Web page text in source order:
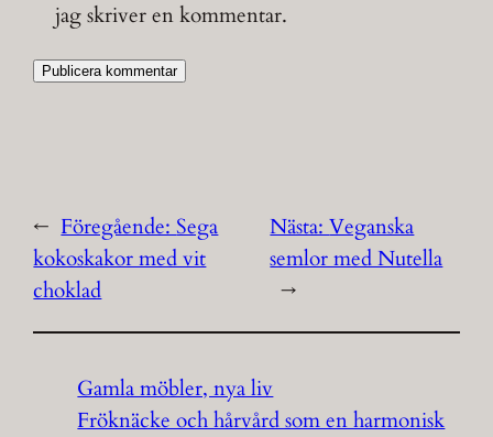
jag skriver en kommentar.
← Föregående:Sega
kokoskakor med vit
choklad
Nästa:Veganska
semlor med Nutella
→
Gamla möbler, nya liv
Fröknäcke och hårvård som en harmonisk